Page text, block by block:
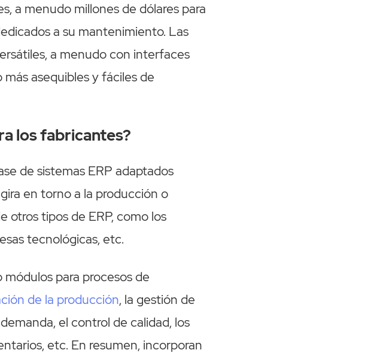
a menudo millones de dólares para
a su mantenimiento. Las
a menudo con interfaces
asequibles y fáciles de
los fabricantes?
de sistemas ERP adaptados
en torno a la producción o
otros tipos de ERP, como los
tecnológicas, etc.
para procesos de
de la producción, la gestión de
el control de calidad, los
etc. En resumen, incorporan